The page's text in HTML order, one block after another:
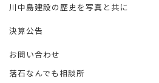
川中島建設の歴史を写真と共に
決算公告
お問い合わせ
落石なんでも相談所